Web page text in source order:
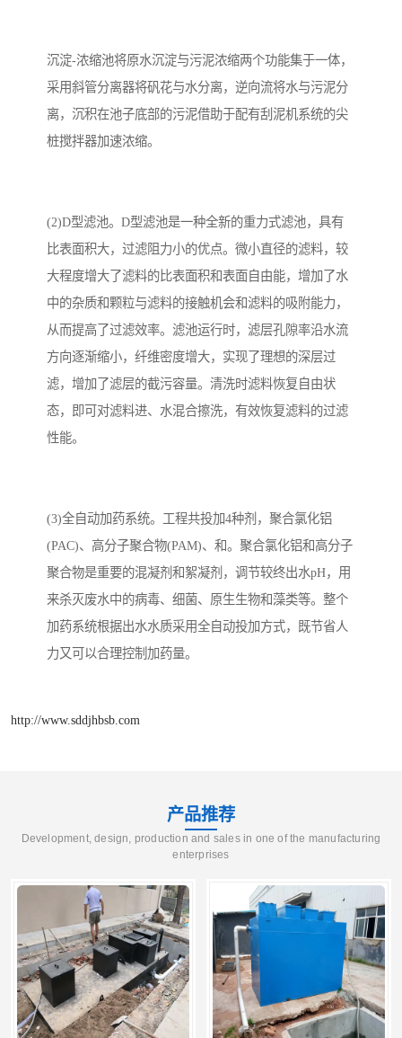
沉淀-浓缩池将原水沉淀与污泥浓缩两个功能集于一体，
采用斜管分离器将矾花与水分离，逆向流将水与污泥分
离，沉积在池子底部的污泥借助于配有刮泥机系统的尖
桩搅拌器加速浓缩。
(2)D型滤池。D型滤池是一种全新的重力式滤池，具有
比表面积大，过滤阻力小的优点。微小直径的滤料，较
大程度增大了滤料的比表面积和表面自由能，增加了水
中的杂质和颗粒与滤料的接触机会和滤料的吸附能力，
从而提高了过滤效率。滤池运行时，滤层孔隙率沿水流
方向逐渐缩小，纤维密度增大，实现了理想的深层过
滤，增加了滤层的截污容量。清洗时滤料恢复自由状
态，即可对滤料进、水混合擦洗，有效恢复滤料的过滤
性能。
(3)全自动加药系统。工程共投加4种剂，聚合氯化铝
(PAC)、高分子聚合物(PAM)、和。聚合氯化铝和高分子
聚合物是重要的混凝剂和絮凝剂，调节较终出水pH，用
来杀灭废水中的病毒、细菌、原生生物和藻类等。整个
加药系统根据出水水质采用全自动投加方式，既节省人
力又可以合理控制加药量。
http://www.sddjhbsb.com
产品推荐
Development, design, production and sales in one of the manufacturing
enterprises